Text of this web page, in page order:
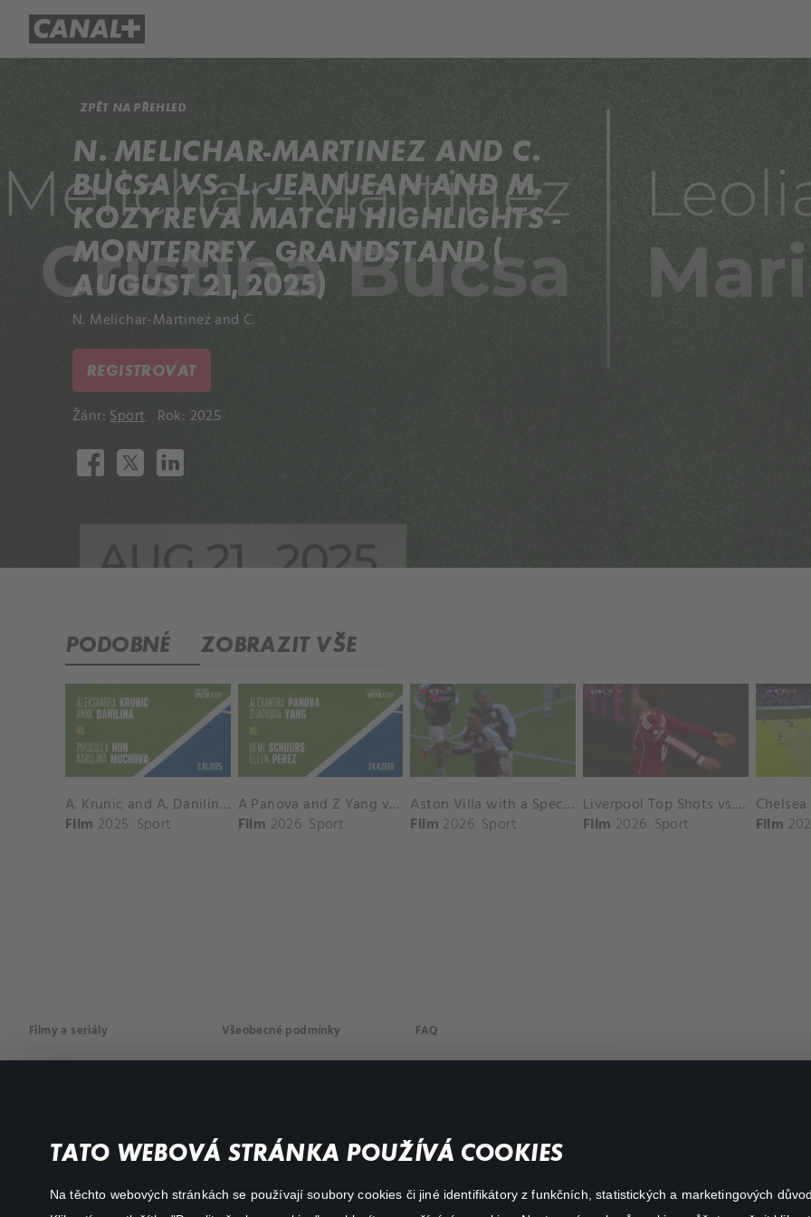
TATO WEBOVÁ STRÁNKA POUŽÍVÁ COOKIES
Na těchto webových stránkách se používají soubory cookies či jiné identifikátory z funkčních, statistických a marketingových
ZPĚT NA PŘEHLED
N. MELICHAR-MARTINEZ AND C.
BUCSA VS. L. JEANJEAN AND M.
KOZYREVA MATCH HIGHLIGHTS -
MONTERREY_GRANDSTAND (
AUGUST 21, 2025)
N. Melichar-Martinez and C.
REGISTROVAT
Žánr:Sport Rok: 2025
PODOBNÉ ZOBRAZIT VŠE
A. Krunic and A. Danilina vs. P. Hon and K. Muchova Match Highlights - BEIJING_Capital Group Diamond ( October 02, 2025)
Film 2025 Sport
A Panova and Z Yang vs D Schuurs and E Perez Match Highlights - MADRID_Court 8 ( April 24, 2026)
Film 2026 Sport
Aston Villa with a Spectacular Goal vs. Nottingham Forest
Film 2026 Sport
Liverpool Top Shots vs. Fulham
Film 2026 Sport
Film
Filmy a seriály
Akční
Všeobecné podmínky FAQ